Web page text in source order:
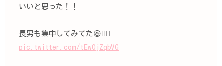
いいと思った！！
長男も集中してみてた😆👍🏻
pic.twitter.com/tEw0jZqbVG